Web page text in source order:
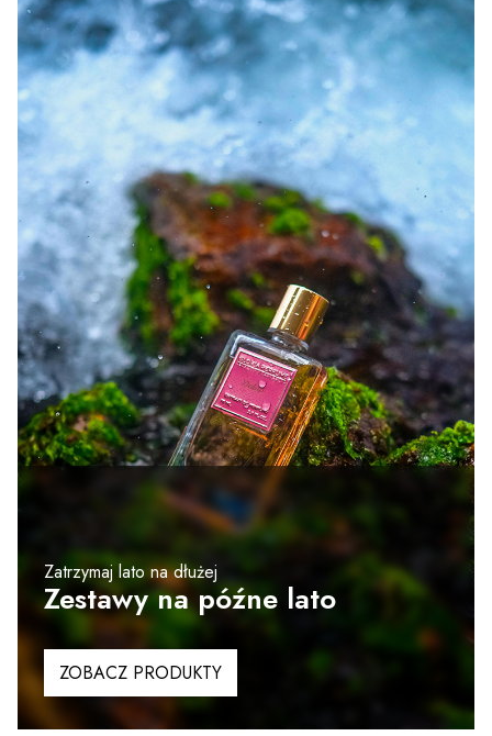
Zatrzymaj lato na dłużej
Zestawy na późne lato
ZOBACZ PRODUKTY